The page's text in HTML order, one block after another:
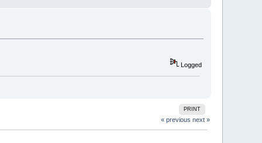
Logged
PRINT
« previous next »